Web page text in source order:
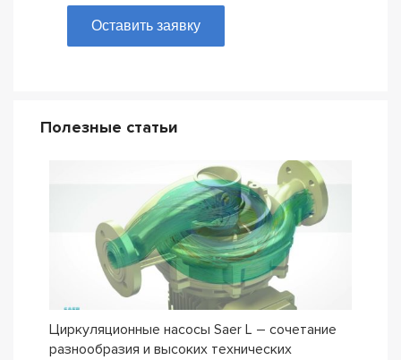
Оставить заявку
Полезные статьи
Циркуляционные насосы Saer L – сочетание
разнообразия и высоких технических